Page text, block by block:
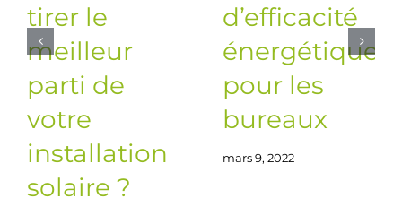
tirer le
meilleur
parti de
votre
installation
solaire ?
d’efficacité
énergétique
pour les
bureaux
mars 9, 2022